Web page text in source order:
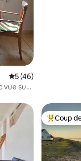
Évaluation moyenne
5 (46)
vue sur
Coups de
Coup